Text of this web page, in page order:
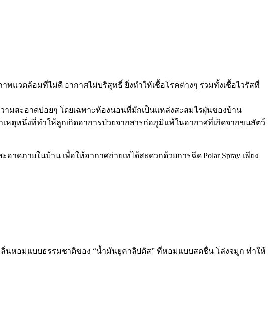
พแวดล้อมที่ไม่ดี อากาศไม่บริสุทธิ์ ยิ่งทำให้เชื้อโรคต่างๆ รวมทั้งเชื้อไวรัสที่
มสะอาดบ่อยๆ โดยเฉพาะห้องนอนที่มักเป็นแหล่งสะสมไรฝุ่นของบ้าน
ตุหนึ่งที่ทำให้ลูกเกิดอาการป่วยจากสารก่อภูมิแพ้ในอากาศที่เกิดจากขนสัตว์
ภายในบ้าน เพื่อให้อากาศถ่ายเทได้สะดวกด้วยการฉีด Polar Spray เพียง
ลิ่นหอมแบบธรรมชาติของ “น้ำมันยูคาลิปตัส” ที่หอมแบบสดชื่น โล่งจมูก ทำให้